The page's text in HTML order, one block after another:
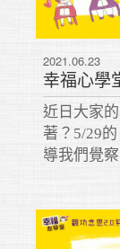
2021.06.23
近日大家
著？5/29
導我們覺